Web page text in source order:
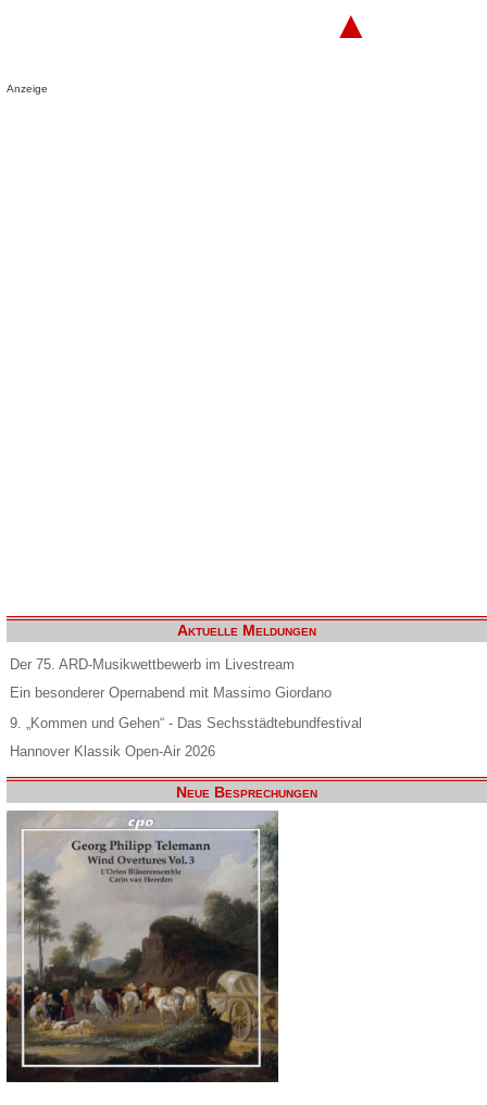
▲
Anzeige
Aktuelle Meldungen
Der 75. ARD-Musikwettbewerb im Livestream
Ein besonderer Opernabend mit Massimo Giordano
9. „Kommen und Gehen“ - Das Sechsstädtebundfestival
Hannover Klassik Open-Air 2026
Neue Besprechungen